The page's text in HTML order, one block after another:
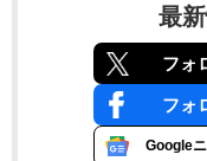
最
フォ
フォ
Google